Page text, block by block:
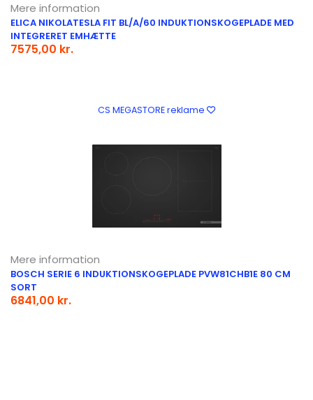
Mere information
ELICA NIKOLATESLA FIT BL/A/60 INDUKTIONSKOGEPLADE MED
INTEGRERET EMHÆTTE
7575,00 kr.
CS MEGASTORE reklame
Mere information
BOSCH SERIE 6 INDUKTIONSKOGEPLADE PVW81CHB1E 80 CM
SORT
6841,00 kr.